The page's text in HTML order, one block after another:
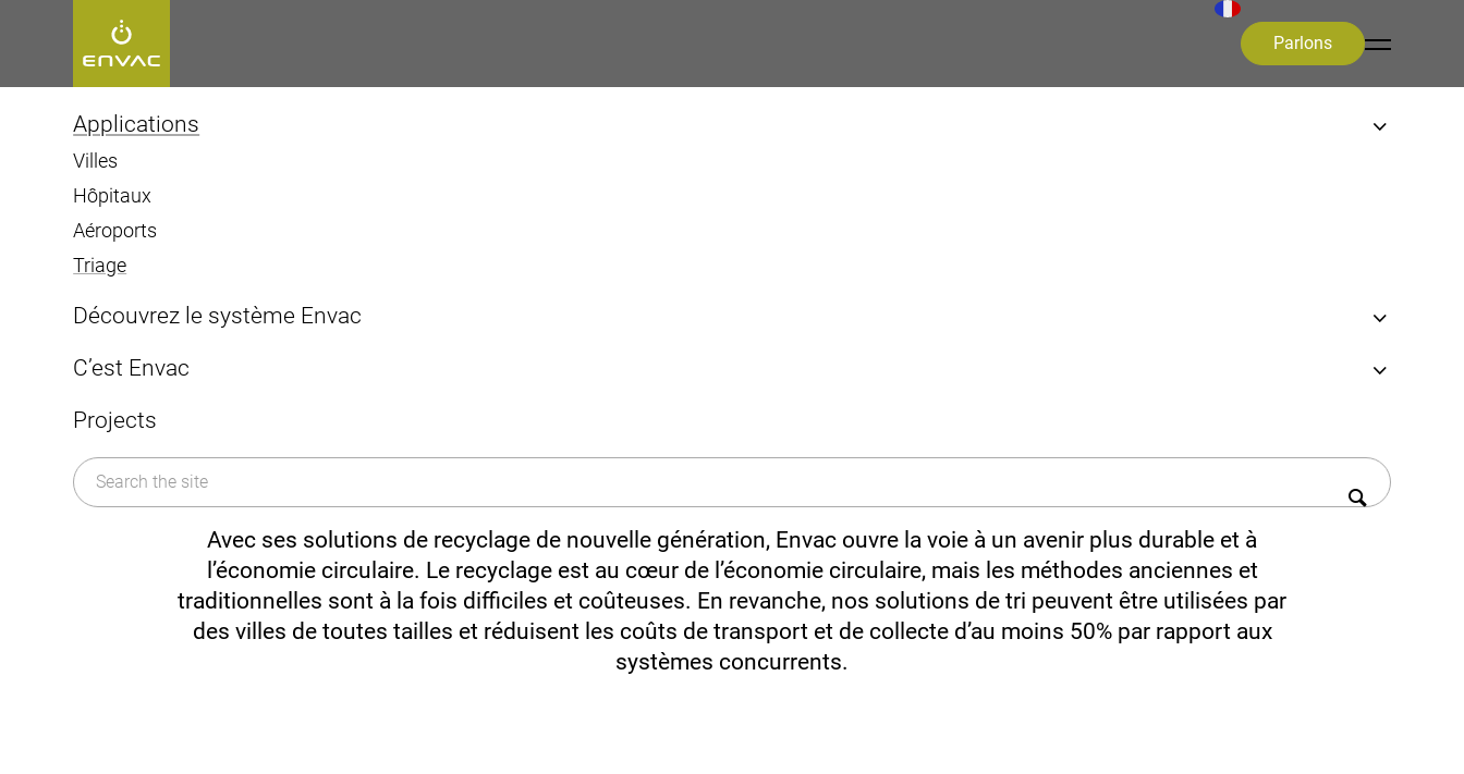
Applications
Villes
Hôpitaux
Aéroports
Triage
Découvrez le système Envac
Le système Envac
Envac ReFlow
Technologie basée sur l’IA
C’est Envac
Organisation
Durabilité
Nouvelles et médias
Projects
Parlons
Start>[borrar]Ce que nous faisons
Triage
Avec ses solutions de recyclage de nouvelle génération, Envac ouvre la voie à un avenir plus durable et à
l’économie circulaire. Le recyclage est au cœur de l’économie circulaire, mais les méthodes anciennes et
traditionnelles sont à la fois difficiles et coûteuses. En revanche, nos solutions de tri peuvent être utilisées par
des villes de toutes tailles et réduisent les coûts de transport et de collecte d’au moins 50% par rapport aux
systèmes concurrents.